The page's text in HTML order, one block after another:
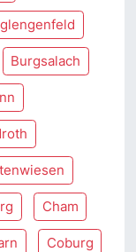
Burgsalach
Cham
Coburg